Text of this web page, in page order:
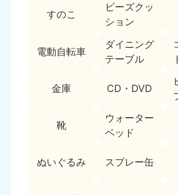
すのこ
ビーズクッ
ション
電動自転車
ダイニング
テーブル
金庫 CD・DVD
靴
ウォーター
ベッド
ぬいぐるみ スプレー缶
福井県
050-1881-5258
9:00〜19:00 年中無休 9:00
050-1881-5262
9:00〜19:00 年中無休 9:00〜
新潟県
050-1881-5263
近畿